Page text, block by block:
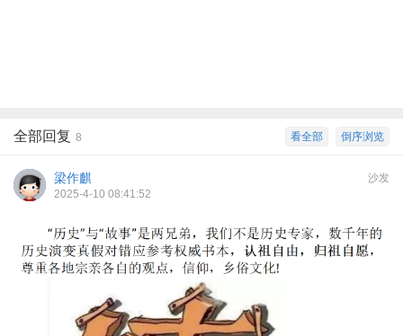
倒序浏览
看全部
全部回复 8
沙发
梁作麒
2025-4-10 08:41:52